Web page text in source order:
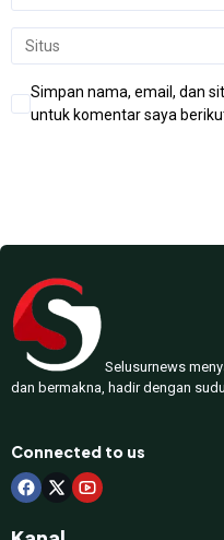
Simpan nama, email, dan
untuk komentar saya
Selusurnews
dan bermakna, hadir dengan
Connected to us